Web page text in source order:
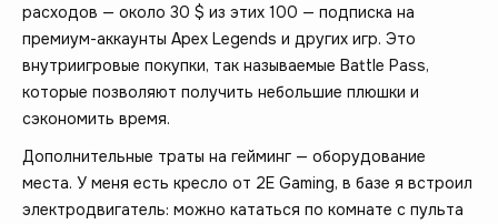
расходов — около 30 $ из этих 100 — подписка на
премиум-аккаунты Apex Legends и других игр. Это
внутриигровые покупки, так называемые Battle Pass,
которые позволяют получить небольшие плюшки и
сэкономить время.
Дополнительные траты на гейминг — оборудование
места. У меня есть кресло от 2E Gaming, в базе я встроил
электродвигатель: можно кататься по комнате с пульта